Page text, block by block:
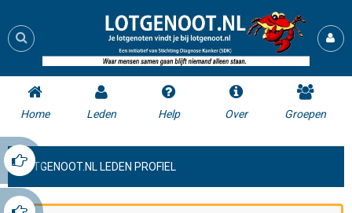
Home Leden Help Over Groepen
LOTGENOOT.NL LEDEN PROFIEL